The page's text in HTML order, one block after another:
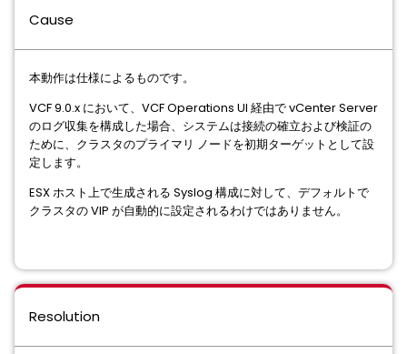
Cause
本動作は仕様によるものです。
VCF 9.0.x において、VCF Operations UI 経由で vCenter Server
のログ収集を構成した場合、システムは接続の確立および検証の
ために、クラスタのプライマリ ノードを初期ターゲットとして設
定します。
ESX ホスト上で生成される Syslog 構成に対して、デフォルトで
クラスタの VIP が自動的に設定されるわけではありません。
Resolution